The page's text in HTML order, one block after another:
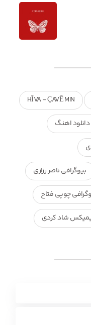
HÎVA - ÇAVÊ MIN
بیوگرافی ناصر رزازی
چوپی فتاح
شاد کردی